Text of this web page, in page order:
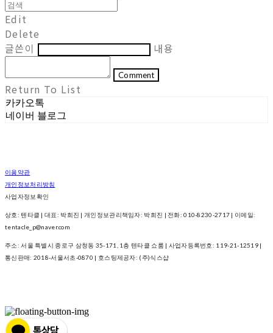
Edit
Delete
글쓴이
내용
Comment
Return To List
카카오톡
네이버 블로그
이용약관
개인정보처리방침
사업자정보확인
상호: 텐타클 | 대표: 박희진 | 개인정보관리책임자: 박희진 | 전화: 010-8230-2717 | 이메일:
tentacle_p@naver.com
주소: 서울 특별시 종로구 삼청동 35-171, 1층 텐타클 쇼룸 | 사업자등록번호: 119-21-12519 |
통신판매: 2018-서울서초-0870 | 호스팅제공자: (주)식스샵